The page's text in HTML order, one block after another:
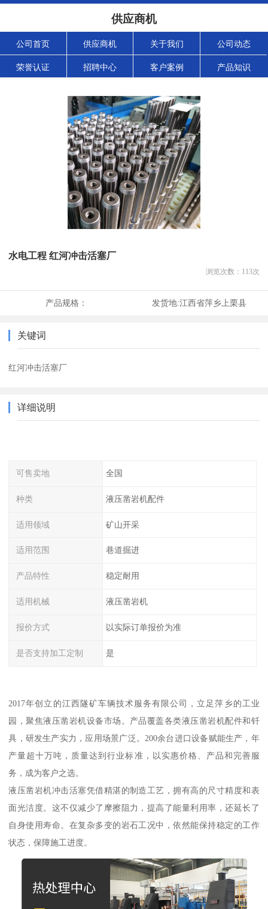
供应商机
公司首页 供应商机 关于我们 公司动态
荣誉认证 招聘中心 客户案例 产品知识
水电工程 红河冲击活塞厂
浏览次数： 113次
产品规格： 发货地:江西省萍乡上栗县
关键词
红河冲击活塞厂
详细说明
可售卖地 全国
种类 液压凿岩机配件
适用领域 矿山开采
适用范围 巷道掘进
产品特性 稳定耐用
适用机械 液压凿岩机
报价方式 以实际订单报价为准
是否支持加工定制 是
2017年创立的江西隧矿车辆技术服务有限公司，立足萍乡的工业
园，聚焦液压凿岩机设备市场。产品覆盖各类液压凿岩机配件和钎
具，研发生产实力，应用场景广泛。200余台进口设备赋能生产，年
产量超十万吨，质量达到行业标准，以实惠价格、产品和完善服
务，成为客户之选。
液压凿岩机冲击活塞凭借精湛的制造工艺，拥有高的尺寸精度和表
面光洁度。这不仅减少了摩擦阻力，提高了能量利用率，还延长了
自身使用寿命。在复杂多变的岩石工况中，依然能保持稳定的工作
状态，保障施工进度。